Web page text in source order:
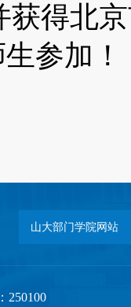
获得北
参加！
山大部门学院网站
250100